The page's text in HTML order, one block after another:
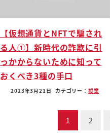
【仮想通貨とNFTで騙され
る人①】新時代の詐欺に引
っかからないために知って
おくべき3種の手口
2023年3月21日 カテゴリー： 授業
1 2